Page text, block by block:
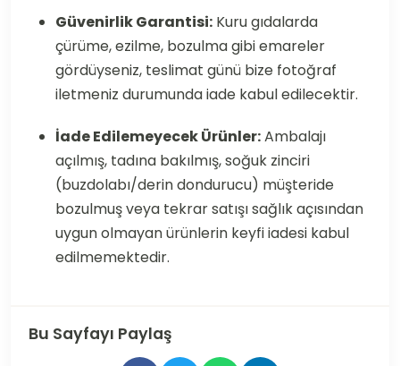
Güvenirlik Garantisi: Kuru gıdalarda
çürüme, ezilme, bozulma gibi emareler
gördüyseniz, teslimat günü bize fotoğraf
iletmeniz durumunda iade kabul edilecektir.
İade Edilemeyecek Ürünler:Ambalajı
açılmış, tadına bakılmış, soğuk zinciri
(buzdolabı/derin dondurucu) müşteride
bozulmuş veya tekrar satışı sağlık açısından
uygun olmayan ürünlerin keyfi iadesi kabul
edilmemektedir.
Bu Sayfayı Paylaş